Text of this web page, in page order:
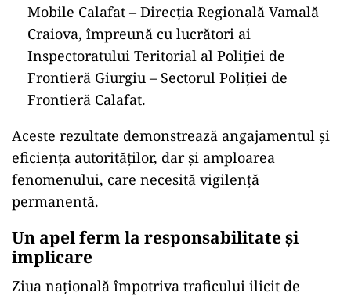
Mobile Calafat – Direcția Regională Vamală
Craiova, împreună cu lucrători ai
Inspectoratului Teritorial al Poliției de
Frontieră Giurgiu – Sectorul Poliției de
Frontieră Calafat.
Aceste rezultate demonstrează angajamentul și
eficiența autorităților, dar și amploarea
fenomenului, care necesită vigilență
permanentă.
Un apel ferm la responsabilitate și
implicare
Ziua națională împotriva traficului ilicit de